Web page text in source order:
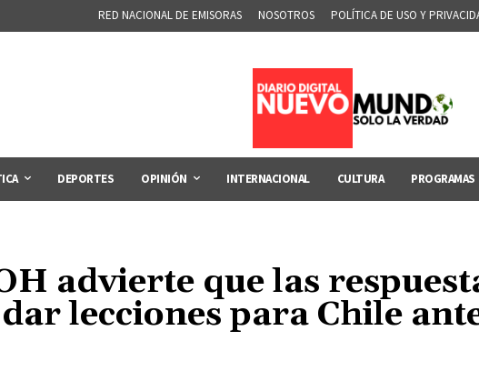
RED NACIONAL DE EMISORAS NOSOTROS POLÍTICA DE USO Y
DEPORTES OPINIÓN INTERNACIONAL CULTURA PROGRAMAS
advierte que las
lecciones para Chile